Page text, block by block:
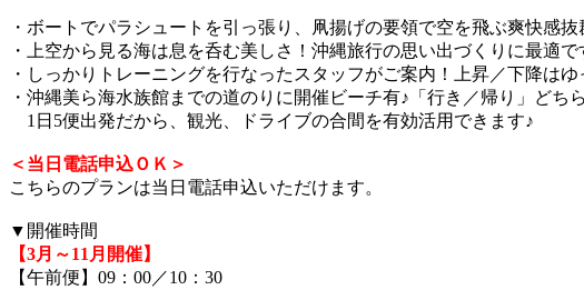
・ボートでパラシュートを引っ張り、凧揚げの要領で空を飛ぶ爽快感抜
・上空から見る海は息を呑む美しさ！沖縄旅行の思い出づくりに最適で
・しっかりトレーニングを行なったスタッフがご案内！上昇／下降はゆ
・沖縄美ら海水族館までの道のりに開催ビーチ有♪「行き／帰り」どち
1日5便出発だから、観光、ドライブの合間を有効活用できます♪
＜当日電話申込ＯＫ＞
こちらのプランは当日電話申込いただけます。
▼開催時間
【3月～11月開催】
【午前便】09：00／10：30